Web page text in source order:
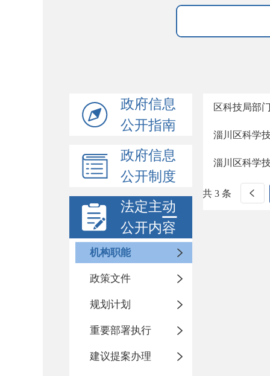
政府信息
公开指南
政府信息
公开制度
法定主动
公开内容
机构职能
政策文件
规划计划
重要部署执行
建议提案办理
区科技局部
淄川区科学
淄川区科学
共 3 条